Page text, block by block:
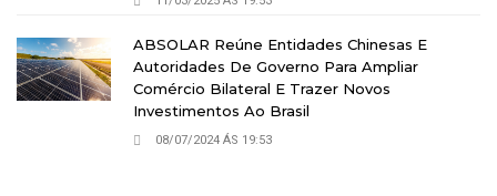
ABSOLAR Reúne Entidades Chinesas E
Autoridades De Governo Para Ampliar
Comércio Bilateral E Trazer Novos
Investimentos Ao Brasil
08/07/2024 ÁS 19:53